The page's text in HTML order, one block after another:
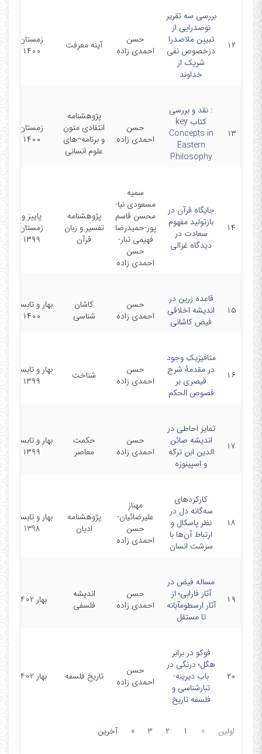
۱۲
بررسی سه تقریر
نوصدرایی از
تبیین ملاصدرا
درخصوص نفی
شریک از
خداوند
حسن
احمدی زاده
آینه معرفت
زمستان
۱۴۰۰
۱۳
: نقد و بررسی
کتاب key
Concepts in
Eastern
Philosophy
حسن
احمدی زاده
پژوهشنامه
انتقادی متون
و برنامه¬های
علوم انسانی
زمستان
۱۴۰۰
۱۴
جایگاه قرآن در
بازتولید مفهوم
سعادت در
دیدگاه غزالی
سمیه
مسعودی نیا-
محسن قاسم
پور-حمیدرضا
فهیمی تبار-
حسن
احمدی زاده
پژوهشنامه
تفسیر و زبان
قرآن
پاییز و
زمستان
۱۳۹۹
۱۵
قاعده زرین در
اندیشه اخلاقی
فیض کاشانی
حسن
احمدی زاده
کاشان
شناسی
بهار و تابستان
۱۴۰۰
۱۶
متافیزیکِ وجود
در مقدمۀ شرح
قیصری بر
فصوص الحکم
حسن
احمدی زاده
شناخت
بهار و تابستان
۱۳۹۹
۱۷
تمایز احاطی در
اندیشه صائن
الدین ابن ترکه
و اسپینوزه
حسن
احمدی زاده
حکمت
معاصر
بهار و تابستان
۱۳۹۹
۱۸
کارکردهای
سه‌گانه دل در
نظر پاسکال و
ارتباط آن‌ها با
سرشت انسان
مهناز
علیرضائیان-
حسن
احمدی زاده
پژوهشنامه
ادیان
بهار و تابستان
1398
۱۹
مساله فیض در
آثار فارابی؛ از
آثار ارسطومآبانه
تا مستقل
حسن
احمدی زاده
اندیشه
فلسفی
بهار 1402
۲۰
فوکو در برابر
هگل؛ درنگی در
باب دیرینه-
تبارشناسی و
فلسفه تاریخ
حسن
احمدی زاده
تاریخ فلسفه بهار 1402
اولین «
1
2
3
» آخرین